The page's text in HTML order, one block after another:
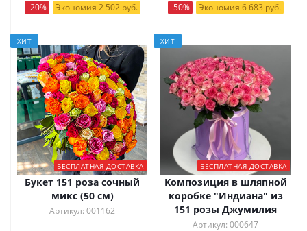
-20%
Экономия 2 502 руб.
-50%
Экономия 6 683 руб.
ХИТ
БЕСПЛАТНАЯ ДОСТАВКА
Букет 151 роза сочный
микс (50 см)
Артикул: 001162
ХИТ
БЕСПЛАТНАЯ ДОСТАВКА
Композиция в шляпной
коробке "Индиана" из
151 розы Джумилия
Артикул: 000647